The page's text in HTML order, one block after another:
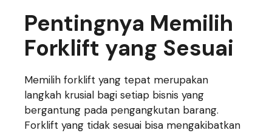
Pentingnya Memilih
Forklift yang Sesuai
Memilih forklift yang tepat merupakan
langkah krusial bagi setiap bisnis yang
bergantung pada pengangkutan barang.
Forklift yang tidak sesuai bisa mengakibatkan